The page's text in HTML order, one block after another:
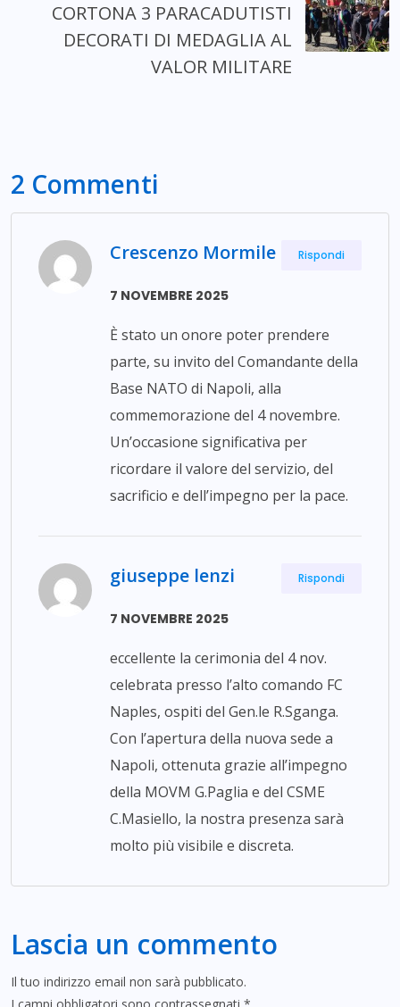
CORTONA 3 PARACADUTISTI
DECORATI DI MEDAGLIA AL
VALOR MILITARE
2 Commenti
Crescenzo Mormile
7 NOVEMBRE 2025
È stato un onore poter prendere
parte, su invito del Comandante della
Base NATO di Napoli, alla
commemorazione del 4 novembre.
Un’occasione significativa per
ricordare il valore del servizio, del
sacrificio e dell’impegno per la pace.
Rispondi
giuseppe lenzi
7 NOVEMBRE 2025
eccellente la cerimonia del 4 nov.
celebrata presso l’alto comando FC
Naples, ospiti del Gen.le R.Sganga.
Con l’apertura della nuova sede a
Napoli, ottenuta grazie all’impegno
della MOVM G.Paglia e del CSME
C.Masiello, la nostra presenza sarà
molto più visibile e discreta.
Rispondi
Lascia un commento
Il tuo indirizzo email non sarà pubblicato.